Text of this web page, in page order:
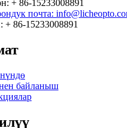
+ 86-15233008891
почта:
+ 86-15233008891
байланыш